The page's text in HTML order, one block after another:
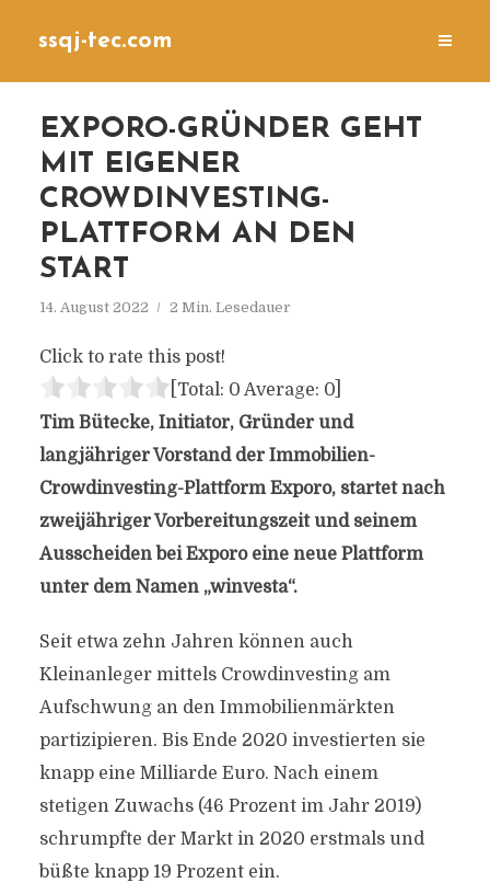
ssqj-tec.com
EXPORO-GRÜNDER GEHT
MIT EIGENER
CROWDINVESTING-
PLATTFORM AN DEN
START
14. August 2022 2 Min. Lesedauer
Click to rate this post!
[Total: 0 Average: 0]
Tim Bütecke, Initiator, Gründer und
langjähriger Vorstand der Immobilien-
Crowdinvesting-Plattform Exporo, startet nach
zweijähriger Vorbereitungszeit und seinem
Ausscheiden bei Exporo eine neue Plattform
unter dem Namen „winvesta“.
Seit etwa zehn Jahren können auch
Kleinanleger mittels Crowdinvesting am
Aufschwung an den Immobilienmärkten
partizipieren. Bis Ende 2020 investierten sie
knapp eine Milliarde Euro. Nach einem
stetigen Zuwachs (46 Prozent im Jahr 2019)
schrumpfte der Markt in 2020 erstmals und
büßte knapp 19 Prozent ein.